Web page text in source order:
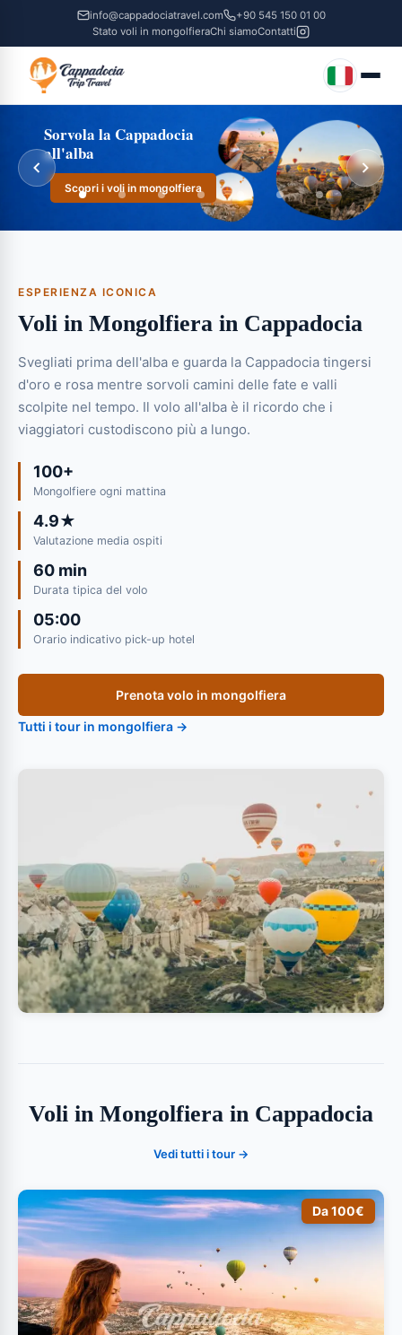
info@cappadociatravel.com
+90 545 150 01 00
Stato voli in mongolfieraChi siamoContatti
Sorvola la Cappadocia
all'alba
Scopri i voli in mongolfiera
ESPERIENZA ICONICA
Voli in Mongolfiera in Cappadocia
Svegliati prima dell'alba e guarda la Cappadocia tingersi
d'oro e rosa mentre sorvoli camini delle fate e valli
scolpite nel tempo. Il volo all'alba è il ricordo che i
viaggiatori custodiscono più a lungo.
100+
Mongolfiere ogni mattina
4.9★
Valutazione media ospiti
60 min
Durata tipica del volo
05:00
Orario indicativo pick-up hotel
Prenota volo in mongolfiera
Tutti i tour in mongolfiera →
Voli in Mongolfiera in Cappadocia
Vedi tutti i tour →
Da 100€